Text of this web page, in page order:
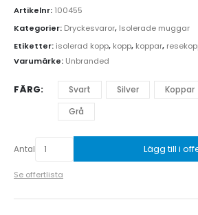
Artikelnr: 100455
Kategorier: Dryckesvaror, Isolerade muggar
Etiketter: isolerad kopp, kopp, koppar,
Varumärke: Unbranded
FÄRG Svart Silver Koppar
Grå
Antal Lägg till i
Se offertlista